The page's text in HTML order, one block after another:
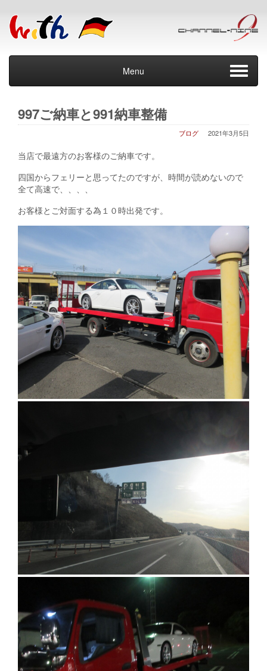
Menu
997ご納車と991納車整備
2021年3月5日
ブログ
当店で最遠方のお客様のご納車です。
四国からフェリーと思ってたのですが、時間が読めないので
全て高速で、、、、
お客様とご対面する為１０時出発です。